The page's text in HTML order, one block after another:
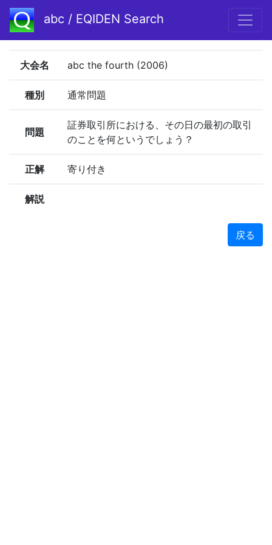
abc / EQIDEN Search
大会名 abc the fourth (2006)
種別 通常問題
問題
証券取引所における、その日の最初の取引
のことを何というでしょう？
正解 寄り付き
解説
戻る